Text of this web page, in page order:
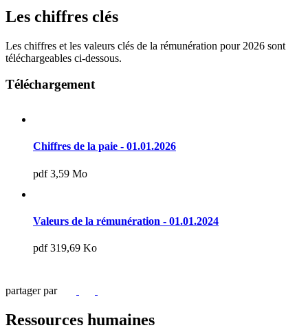
Les chiffres clés
Les chiffres et les valeurs clés de la rémunération pour 2026 sont
téléchargeables ci-dessous.
Téléchargement
Chiffres de la paie - 01.01.2026
pdf 3,59 Mo
Valeurs de la rémunération - 01.01.2024
pdf 319,69 Ko
partager par
Ressources humaines